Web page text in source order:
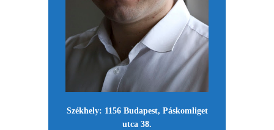
Székhely: 1156 Budapest, Páskomliget
utca 38.